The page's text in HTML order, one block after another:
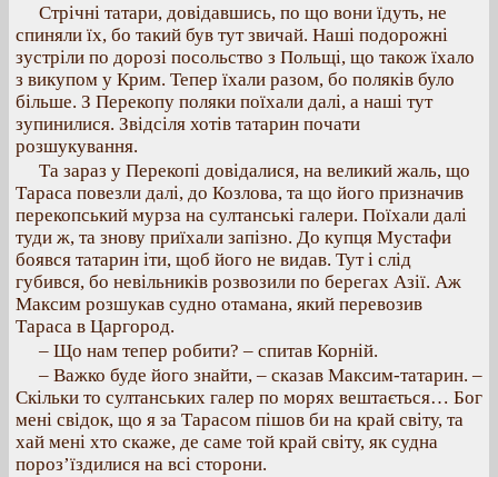
Стрічні татари, довідавшись, по що вони їдуть, не
спиняли їх, бо такий був тут звичай. Наші подорожні
зустріли по дорозі посольство з Польщі, що також їхало
з викупом у Крим. Тепер їхали разом, бо поляків було
більше. З Перекопу поляки поїхали далі, а наші тут
зупинилися. Звідсіля хотів татарин почати
розшукування.
Та зараз у Перекопі довідалися, на великий жаль, що
Тараса повезли далі, до Козлова, та що його призначив
перекопський мурза на султанські галери. Поїхали далі
туди ж, та знову приїхали запізно. До купця Мустафи
боявся татарин іти, щоб його не видав. Тут і слід
губився, бо невільників розвозили по берегах Азії. Аж
Максим розшукав судно отамана, який перевозив
Тараса в Царгород.
– Що нам тепер робити? – спитав Корній.
– Важко буде його знайти, – сказав Максим-татарин. –
Скільки то султанських галер по морях вештається… Бог
мені свідок, що я за Тарасом пішов би на край світу, та
хай мені хто скаже, де саме той край світу, як судна
пороз’їздилися на всі сторони.